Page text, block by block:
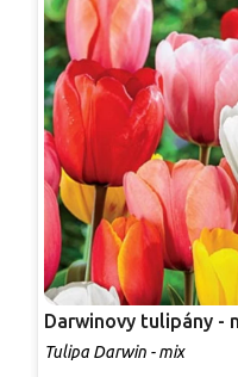
Darwinovy tulipány -
Tulipa Darwin - mix